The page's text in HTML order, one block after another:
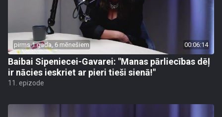
pirms 1 gada, 6 mēnešiem 00:06:14
Baibai Sipeniecei-Gavarei: "Manas pārliecības dēļ
ir nācies ieskriet ar pieri tieši sienā!"
11. epizode